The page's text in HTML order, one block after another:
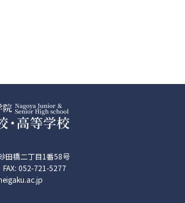
田橋二丁目1番58号
052-721-5277